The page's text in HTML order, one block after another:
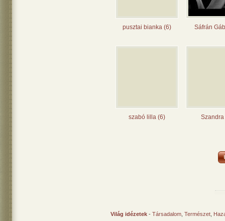
pusztai bianka (6) Sáfrán
szabó lilla (6)
Világ idézetek - Társadalom Természet